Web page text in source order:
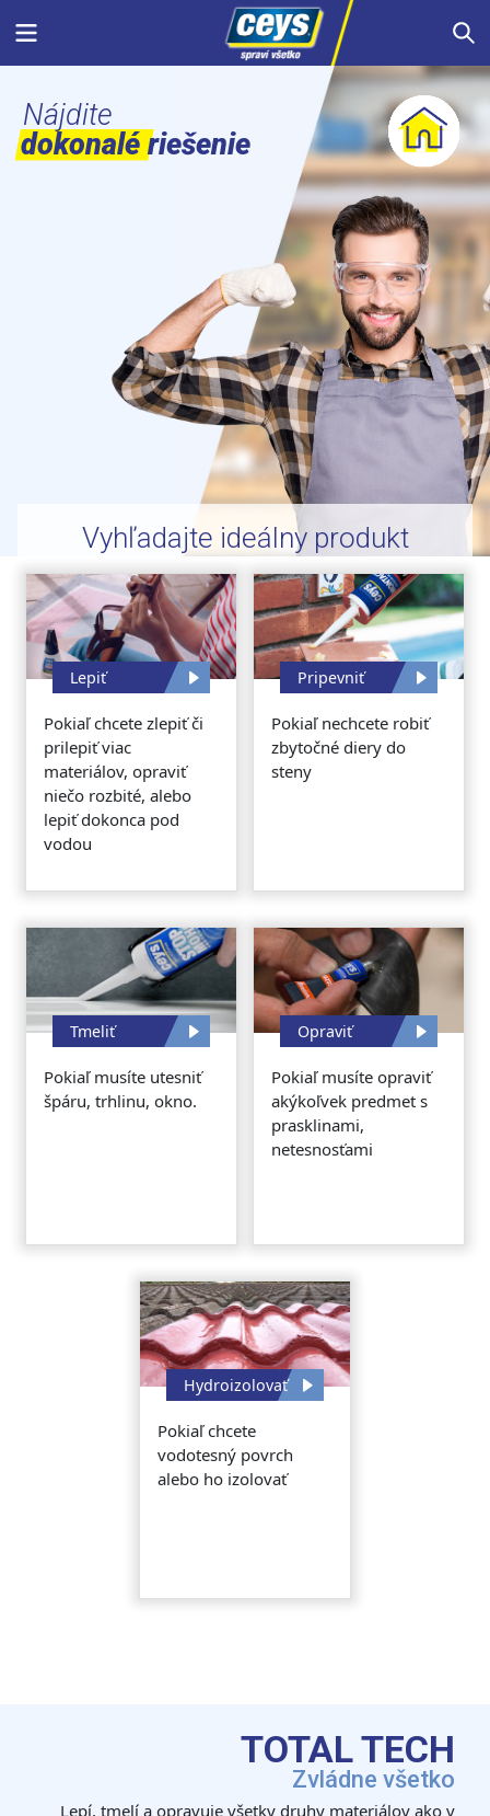
Menu
Nájdite
dokonalé riešenie
Vyhľadajte ideálny produkt
Lepiť
Pokiaľ chcete zlepiť či
prilepiť viac
materiálov, opraviť
niečo rozbité, alebo
lepiť dokonca pod
vodou
Pripevniť
Pokiaľ nechcete robiť
zbytočné diery do
steny
Tmeliť
Pokiaľ musíte utesniť
špáru, trhlinu, okno.
Opraviť
Pokiaľ musíte opraviť
akýkoľvek predmet s
prasklinami,
netesnosťami
Hydroizolovať
Pokiaľ chcete
vodotesný povrch
alebo ho izolovať
TOTAL TECH
Zvládne všetko
Lepí, tmelí a opravuje všetky druhy materiálov ako v